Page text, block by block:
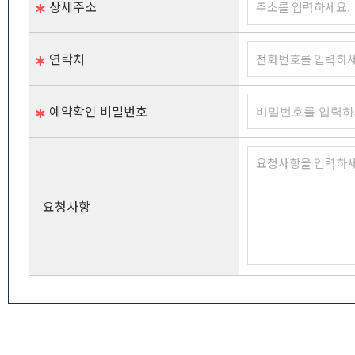
상세주소
연락처
예약확인 비밀번호
요청사항